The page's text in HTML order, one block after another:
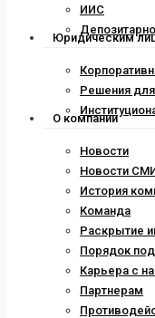
ИИС
Юридическим
Решения
О компании
Новости
Новости
История
Команда
Раскрытие
Порядок
Карьера с
Партнерам